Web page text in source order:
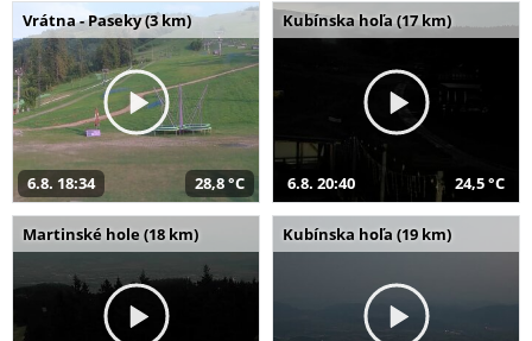
Vrátna - Paseky (3 km)
6.8. 18:34 28,8 °C
Kubínska hoľa (17 km)
6.8. 20:40 24,5 °C
Martinské hole (18 km) Kubínska hoľa (19 km)